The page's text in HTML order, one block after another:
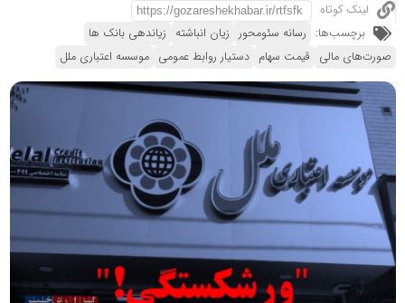
لینک کوتاه
برچسب‌ها: رسانه سئومحور زیان انباشته زیاندهی بانک ها
صورت‌های مالی قیمت سهام دستیار روابط عمومی موسسه اعتباری ملل